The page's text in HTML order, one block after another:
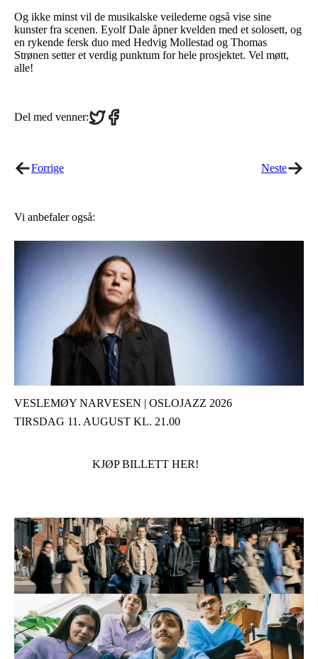
Og ikke minst vil de musikalske veilederne også vise sine
kunster fra scenen. Eyolf Dale åpner kvelden med et solosett, og
en rykende fersk duo med Hedvig Mollestad og Thomas
Strønen setter et verdig punktum for hele prosjektet. Vel møtt,
alle!
Del med venner:Share
on
Share
on
Forrige Neste
Vi anbefaler også:
VESLEMØY NARVESEN | OSLOJAZZ 2026
TIRSDAG 11. AUGUST KL. 21.00
KJØP BILLETT HER!